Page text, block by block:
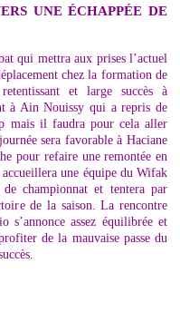
UNE ÉCHAPPÉE DE
qui mettra aux prises l’actuel
chez la formation de
et large succès à
à Ain Nouissy qui a repris de
mais il faudra pour cela aller
sera favorable à Haciane
pour refaire une remontée en
une équipe du Wifak
championnat et tentera par
de la saison. La rencontre
s’annonce assez équilibrée et
de la mauvaise passe du